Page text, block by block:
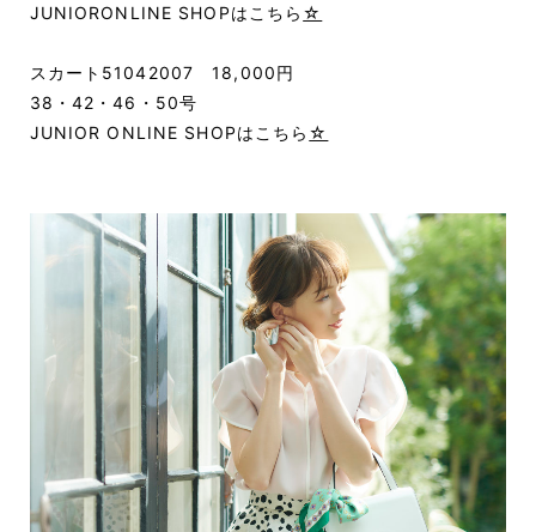
JUNIORONLINE SHOPはこちら ☆
スカート51042007 18,000円
38・42・46・50号
JUNIOR ONLINE SHOPはこちら ☆